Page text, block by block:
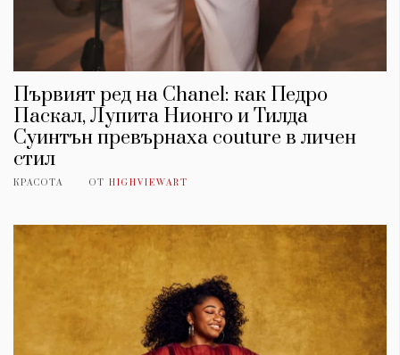
Първият ред на Chanel: как Педро
Паскал, Лупита Нионго и Тилда
Суинтън превърнаха couture в личен
стил
КРАСОТА ОТ HIGHVIEWART